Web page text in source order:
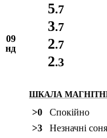
5.7
09
нд
3.7
2.7
2.3
ШКАЛА
>0
Спокійно
>3
Незначні